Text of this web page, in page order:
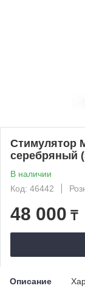
Стимулятор
серебряный
В наличии
Код: 46442
48 000 ₸
Описание